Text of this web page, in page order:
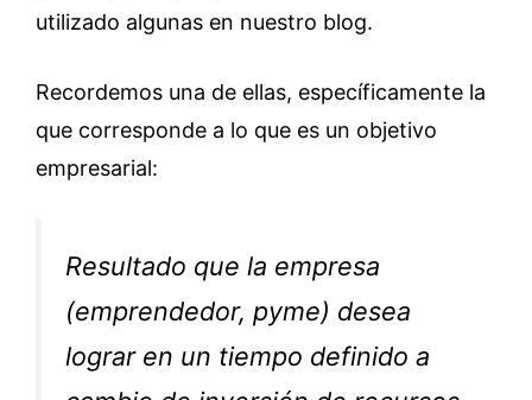
utilizado algunas en nuestro blog.
Recordemos una de ellas, específicamente la
que corresponde a lo que es un objetivo
empresarial:
Resultado que la empresa
(emprendedor, pyme) desea
lograr en un tiempo definido a